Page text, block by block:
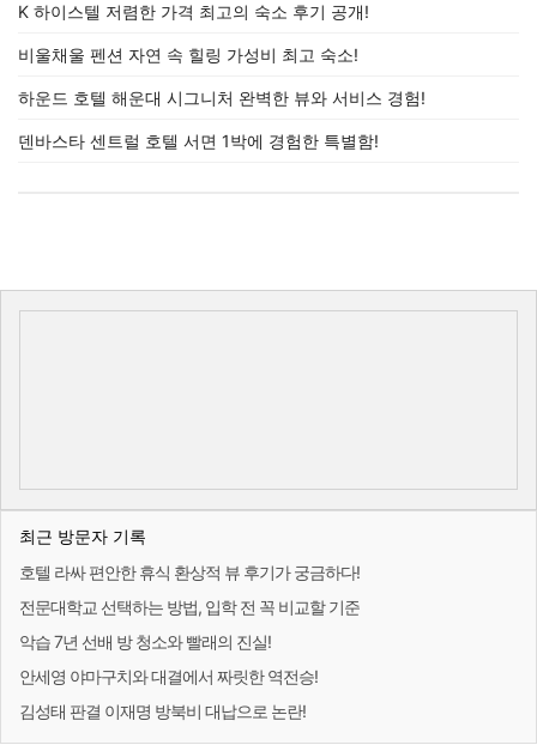
K 하이스텔 저렴한 가격 최고의 숙소 후기 공개!
비울채울 펜션 자연 속 힐링 가성비 최고 숙소!
하운드 호텔 해운대 시그니처 완벽한 뷰와 서비스 경험!
덴바스타 센트럴 호텔 서면 1박에 경험한 특별함!
최근 방문자 기록
호텔 라싸 편안한 휴식 환상적 뷰 후기가 궁금하다!
전문대학교 선택하는 방법, 입학 전 꼭 비교할 기준
악습 7년 선배 방 청소와 빨래의 진실!
안세영 야마구치와 대결에서 짜릿한 역전승!
김성태 판결 이재명 방북비 대납으로 논란!